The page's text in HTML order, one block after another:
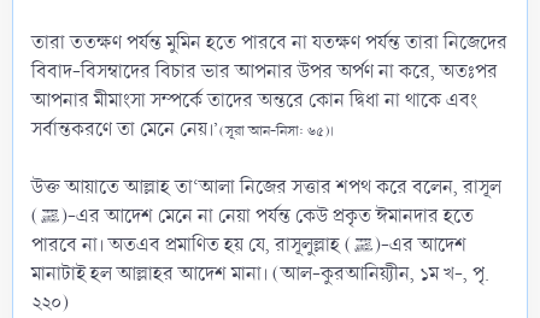
তারা ততক্ষণ পর্যন্ত মুমিন হতে পারবে না যতক্ষণ পর্যন্ত তারা নিজেদের
বিবাদ-বিসম্বাদের বিচার ভার আপনার উপর অর্পণ না করে, অতঃপর
আপনার মীমাংসা সম্পর্কে তাদের অন্তরে কোন দ্বিধা না থাকে এবং
সর্বান্তকরণে তা মেনে নেয়।’(সূরা আন-নিসা: ৬৫)।
উক্ত আয়াতে আল্লাহ তা‘আলা নিজের সত্তার শপথ করে বলেন, রাসূল
(ﷺ)-এর আদেশ মেনে না নেয়া পর্যন্ত কেউ প্রকৃত ঈমানদার হতে
পারবে না। অতএব প্রমাণিত হয় যে, রাসূলুল্লাহ (ﷺ)-এর আদেশ
মানাটাই হল আল্লাহর আদেশ মানা। (আল-কুরআনিয়্যীন, ১ম খ-, পৃ.
২২০)